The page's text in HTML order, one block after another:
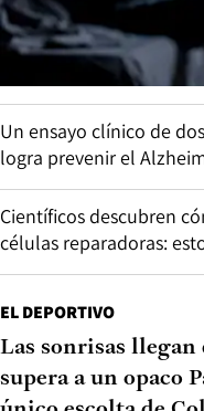
Un ensayo clínico de
logra prevenir el
Científicos descubren
células reparadoras:
EL DEPORTIVO
Las sonrisas llegan
supera a un opaco